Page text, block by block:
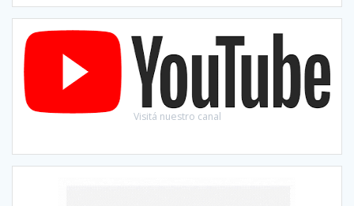
Visitá nuestro canal